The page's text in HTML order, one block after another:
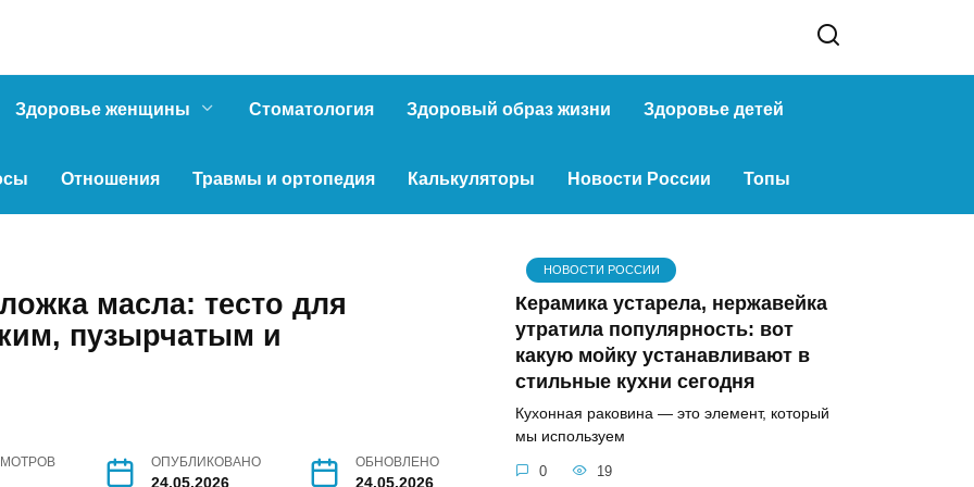
Здоровье женщины Стоматология Здоровый образ жизни Здоровье детей
Отношения Травмы и ортопедия Калькуляторы Новости России Топы
масла: тесто для
пузырчатым и
ОПУБЛИКОВАНО
24.05.2026
ОБНОВЛЕНО
24.05.2026
НОВОСТИ РОССИИ
Керамика устарела, нержавейка
утратила популярность: вот
какую мойку устанавливают в
стильные кухни сегодня
Кухонная раковина — это элемент, который
мы используем
0 19